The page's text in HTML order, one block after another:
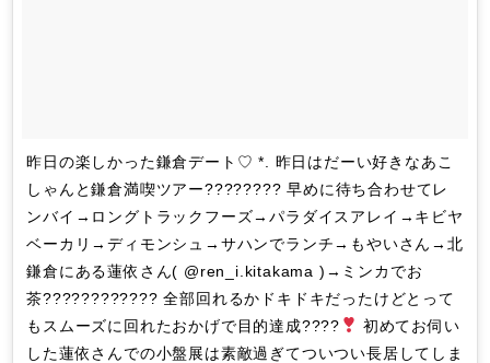
昨日の楽しかった鎌倉デート♡ *. 昨日はだーい好きなあこ
しゃんと鎌倉満喫ツアー???????? 早めに待ち合わせてレ
ンバイ→ロングトラックフーズ→パラダイスアレイ→キビヤ
ベーカリ→ディモンシュ→サハンでランチ→もやいさん→北
鎌倉にある蓮依さん( @ren_i.kitakama )→ミンカでお
茶???????????? 全部回れるかドキドキだったけどとって
もスムーズに回れたおかげで目的達成????
初めてお伺い
した蓮依さんでの小盤展は素敵過ぎてついつい長居してしま